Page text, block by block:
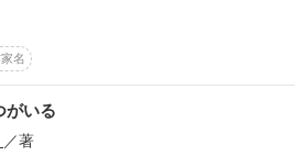
ン
かいり）
なのだから、お前が皇国に嫁げばよ
に舞い込んできた縁談。
されたのは、影武者であるシルディ
名
がいる
／著